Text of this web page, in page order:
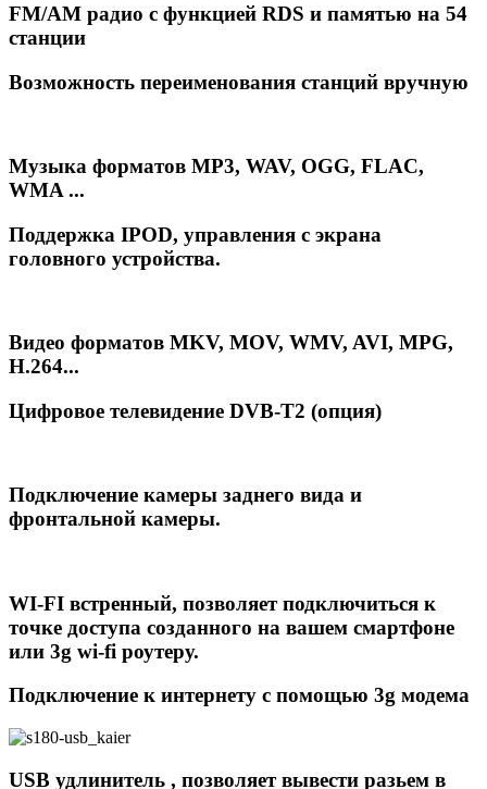
FM/AM радио с функцией RDS и памятью на 54
станции
Возможность переименования станций вручную
Музыка форматов MP3, WAV, OGG, FLAC,
WMA ...
Поддержка IPOD, управления с экрана
головного устройства.
Видео форматов MKV, MOV, WMV, AVI, MPG,
H.264...
Цифровое телевидение DVB-T2 (опция)
Подключение камеры заднего вида и
фронтальной камеры.
WI-FI встренный, позволяет подключиться к
точке доступа созданного на вашем смартфоне
или 3g wi-fi роутеру.
Подключение к интернету с помощью 3g модема
USB удлинитель , позволяет вывести разьем в